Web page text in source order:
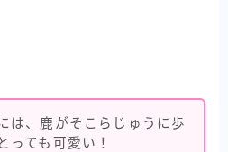
は、鹿がそこらじゅうに歩
っても可愛い！